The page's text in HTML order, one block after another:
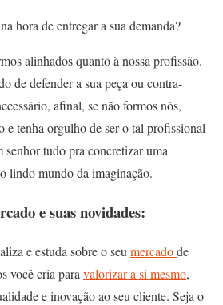
hora de entregar a sua demanda?
alinhados quanto à nossa profissão.
de defender a sua peça ou contra-
afinal, se não formos nós,
e tenha orgulho de ser o tal profissional
senhor tudo pra concretizar uma
lindo mundo da imaginação.
e suas novidades:
e estuda sobre o seu mercadode
você cria para valorizar a si mesmo,
e inovação ao seu cliente. Seja o